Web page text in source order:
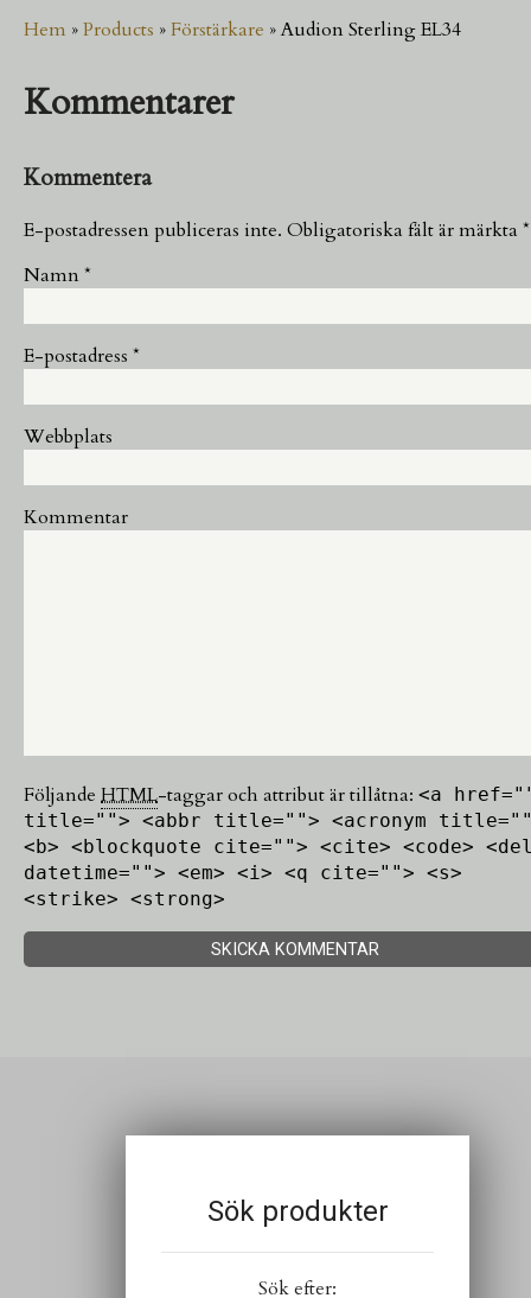
Hem »Products »Förstärkare »Audion Sterling EL34
Kommentarer
Kommentera
E-postadressen publiceras inte. Obligatoriska fält är märkta *
Namn*
E-postadress *
Webbplats
Kommentar
Följande HTML-taggar och attribut är tillåtna: <a
title=""> <abbr title=""> <acronym
<b> <blockquote cite=""> <cite> <code>
datetime=""> <em> <i> <q cite=""> <s>
<strike> <strong>
Sök produkter
Sök efter: